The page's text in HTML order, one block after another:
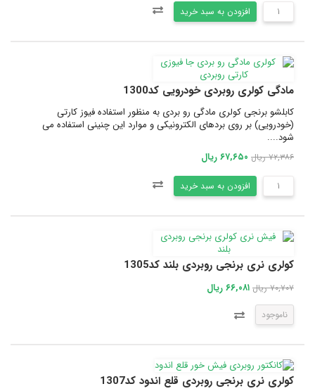
افزودن به سبد خرید
مادگی کولری روبردی خودرویی کد1300
کابلشو برنجی کولری مادگی رو بردی به منظور استفاده فیوز کارتی
(خودرویی) بر روی بردهای الکترونیکی و موارد این چنینی استفاده می
شود....
۷۲,۳۸۶ ریال ۶۷,۶۵۰ ریال
افزودن به سبد خرید
کولری نری برنجی روبردی بلند کد1305
۷۰,۷۰۷ ریال ۶۶,۰۸۱ ریال
ناموجود
کولری نری برنجی روبردی قلع اندود کد1307